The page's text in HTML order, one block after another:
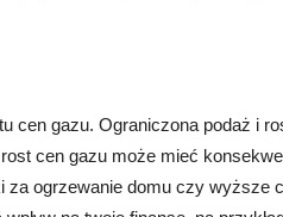
cen gazu. Ograniczona podaż i
cen gazu może mieć
ogrzewanie domu czy wyższe